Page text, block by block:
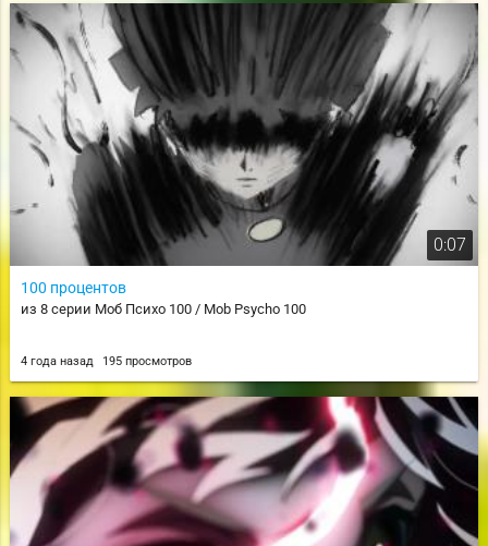
0:07
100 процентов
из 8 серии Моб Психо 100 / Mob Psycho 100
4 года назад 195 просмотров